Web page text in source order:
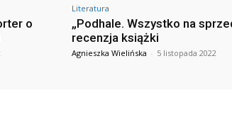
o
Literatura
„Podhale. Wszystko na
recenzja książki
Agnieszka Wielińska - 5 listopada 2022